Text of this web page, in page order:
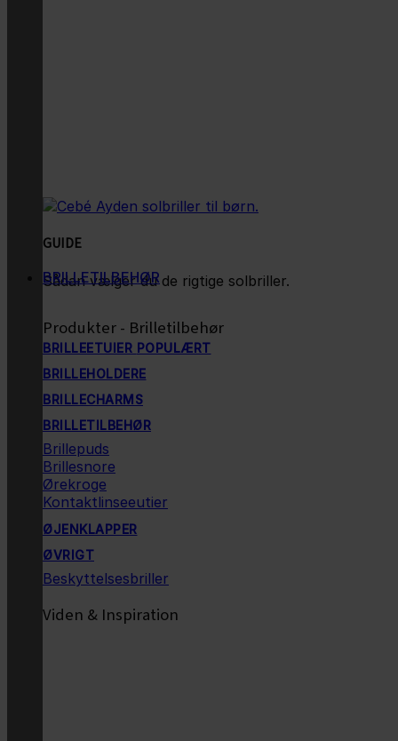
GUIDE
Sådan vælger du de rigtige solbriller.
BRILLETILBEHØR
Produkter - Brilletilbehør
BRILLEETUIER
BRILLEHOLDERE
BRILLECHARMS
BRILLETILBEHØR
Brillepuds
Brillesnore
Ørekroge
Kontaktlinseeutier
ØJENKLAPPER
ØVRIGT
Beskyttelsesbriller
Viden & Inspiration